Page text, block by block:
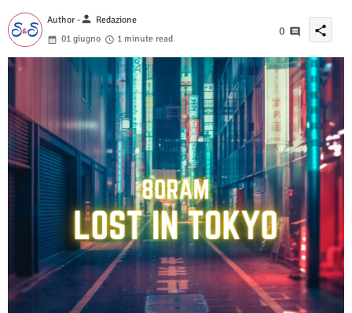
Author -person Redazione
01 giugno
1 minute read
0 share